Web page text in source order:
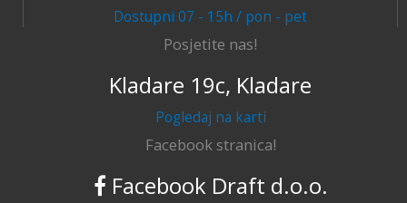
Dostupni 07 - 15h / pon - pet
Posjetite nas!
Kladare 19c, Kladare
Pogledaj na karti
Facebook stranica!
Facebook Draft d.o.o.